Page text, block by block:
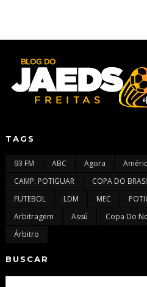
TAGS
93 FM ABC Agora
CAMP. POTIGUAR
COPA DO
FUTEBOL
LDM MEC
Arbitragem
Assú Copa Do
Árbitro
BUSCAR